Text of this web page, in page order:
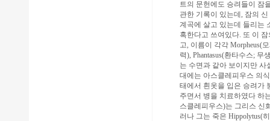
트의 문헌에도 승려들이 잠
관한 기록이 있는데, 잠의
계곡에 살고 있는데 들리는
혹한다고 쓰여있다. 또 이
고, 이름이 각각 Morpheus(
력), Phantasus(환타수스;
는 수면과 같아 보이지만 사
대에는 아스클레피우스 의
태에서 흰옷을 입은 승려가
주면서 병을 치료하였다 하
스클레피우스)는 그리스 신
러나 그는 죽은 Hippolytus(